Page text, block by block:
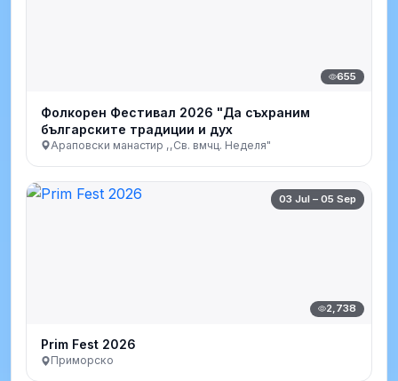
655
Фолкорен Фестивал 2026 "Да съхраним
българските традиции и дух
Араповски манастир ,,Св. вмчц. Неделя"
03 Jul – 05 Sep
2,738
Prim Fest 2026
Приморско